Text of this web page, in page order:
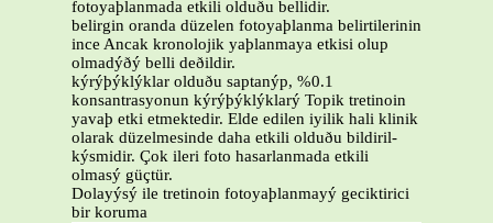
fotoyaþlanmada etkili olduðu bellidir.
belirgin oranda düzelen fotoyaþlanma belirtilerinin
ince Ancak kronolojik yaþlanmaya etkisi olup
olmadýðý belli deðildir.
kýrýþýklýklar olduðu saptanýp, %0.1
konsantrasyonun kýrýþýklýklarý Topik tretinoin
yavaþ etki etmektedir. Elde edilen iyilik hali klinik
olarak düzelmesinde daha etkili olduðu bildiril-
kýsmidir. Çok ileri foto hasarlanmada etkili
olmasý güçtür.
Dolayýsý ile tretinoin fotoyaþlanmayý geciktirici
bir koruma